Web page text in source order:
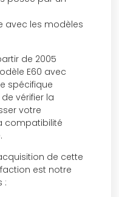
avec les modèles
de 2005
E60 avec
spécifique
vérifier la
votre
compatibilité
de cette
est notre
: